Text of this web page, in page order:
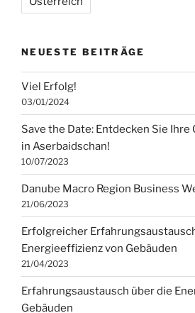
NEUESTE BEITRÄGE
Viel Erfolg!
03/01/2024
Save the Date: Entdecken Sie
in Aserbaidschan!
10/07/2023
Danube Macro Region Business
21/06/2023
Erfolgreicher
Energieeffizienz von Gebäuden
21/04/2023
Erfahrungsaustausch über die
Gebäuden